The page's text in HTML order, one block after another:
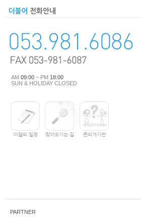
AM 09:00 ~ PM 18:00
SUN & HOLIDAY CLOSED
이달의 일정 찾아오시는 길 문의게시판
PARTNER